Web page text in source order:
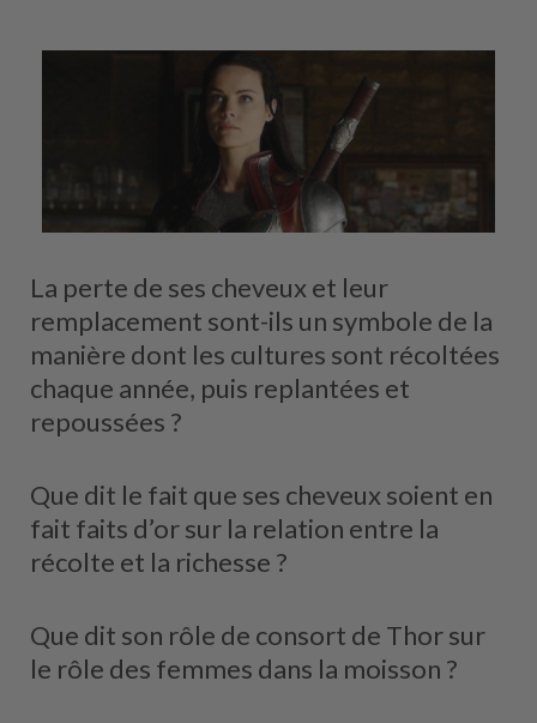
La perte de ses cheveux et leur
remplacement sont-ils un symbole de la
manière dont les cultures sont récoltées
chaque année, puis replantées et
repoussées ?
Que dit le fait que ses cheveux soient en
fait faits d’or sur la relation entre la
récolte et la richesse ?
Que dit son rôle de consort de Thor sur
le rôle des femmes dans la moisson ?